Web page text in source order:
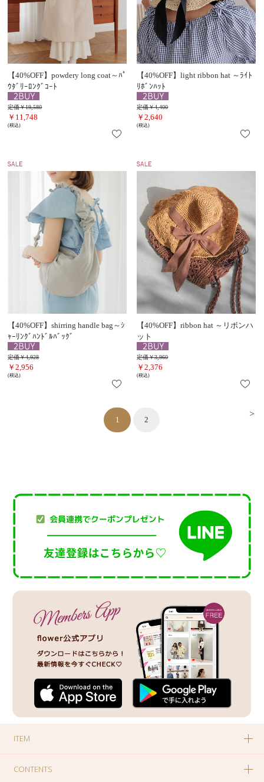
【40%OFF】powdery long coat～ﾊﾟ
ｳﾀﾞﾘｰﾛﾝｸﾞｺｰﾄ
定価￥19,580
￥11,748
(税込)
【40%OFF】light ribbon hat ～ﾗｲﾄ
ﾘﾎﾞﾝﾊｯﾄ
定価￥4,400
￥2,640
(税込)
【40%OFF】shirring handle bag～ｼ
ｬｰﾘﾝｸﾞﾊﾝﾄﾞﾙﾊﾞｯｸﾞ
定価￥4,928
￥2,956
(税込)
【40%OFF】ribbon hat ～リボンハ
ット
定価￥3,960
￥2,376
(税込)
>
1 2
ITEM
CONTENTS